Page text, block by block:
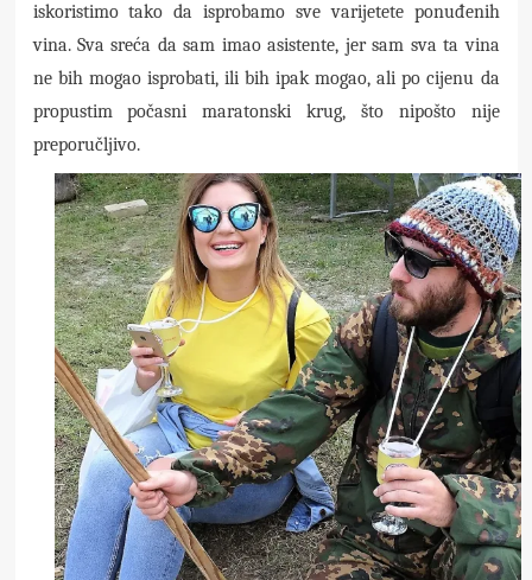
iskoristimo tako da isprobamo sve varijetete ponuđenih
vina. Sva sreća da sam imao asistente, jer sam sva ta vina
ne bih mogao isprobati, ili bih ipak mogao, ali po cijenu da
propustim počasni maratonski krug, što nipošto nije
preporučljivo.